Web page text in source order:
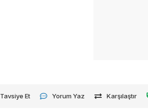
Tavsiye Et Yorum Yaz Karşılaştır